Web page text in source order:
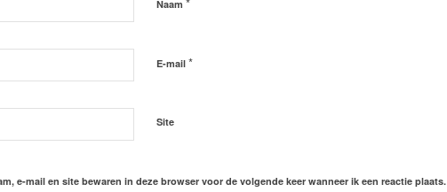
Naam
E-mail *
Site
e-mail en site bewaren in deze browser voor de volgende keer wanneer ik een reactie plaats.